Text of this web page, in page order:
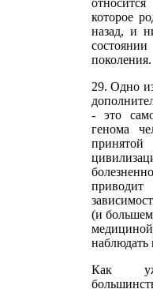
которое
назад, и
поколения.
29. Одно
- это
генома
(и
наблюдать
Как